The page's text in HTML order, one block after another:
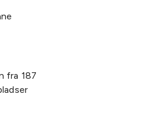
fra 187